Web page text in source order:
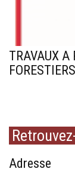
TRAVAUX A
Adresse